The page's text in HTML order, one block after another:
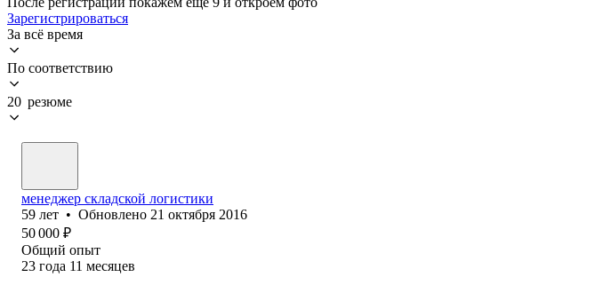
Зарегистрироваться
За всё время
По соответствию
20 резюме
менеджер складской логистики
59 лет • Обновлено 21 октября 2016
50 000 ₽
Общий опыт
23 года 11 месяцев